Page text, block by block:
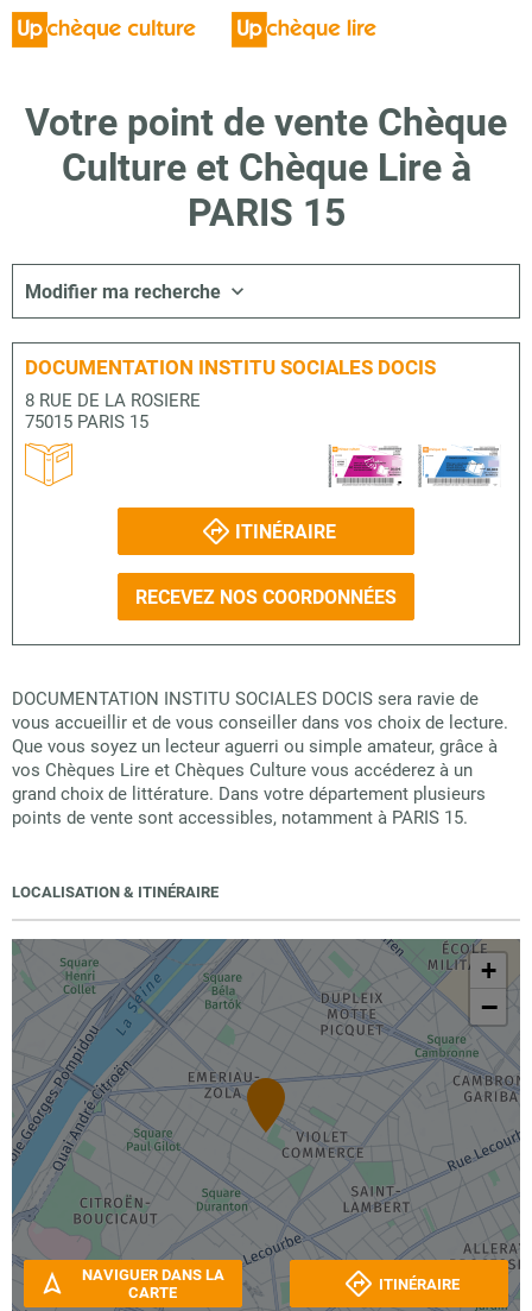
Votre point de vente Chèque
Culture et Chèque Lire à
PARIS 15
Modifier ma recherche
DOCUMENTATION INSTITU SOCIALES DOCIS
8 RUE DE LA ROSIERE
75015 PARIS 15
ITINÉRAIRE
RECEVEZ NOS COORDONNÉES
DOCUMENTATION INSTITU SOCIALES DOCIS sera ravie de
vous accueillir et de vous conseiller dans vos choix de lecture.
Que vous soyez un lecteur aguerri ou simple amateur, grâce à
vos Chèques Lire et Chèques Culture vous accéderez à un
grand choix de littérature. Dans votre département plusieurs
points de vente sont accessibles, notamment à PARIS 15.
LOCALISATION & ITINÉRAIRE
+
−
NAVIGUER DANS LA
CARTE
ITINÉRAIRE